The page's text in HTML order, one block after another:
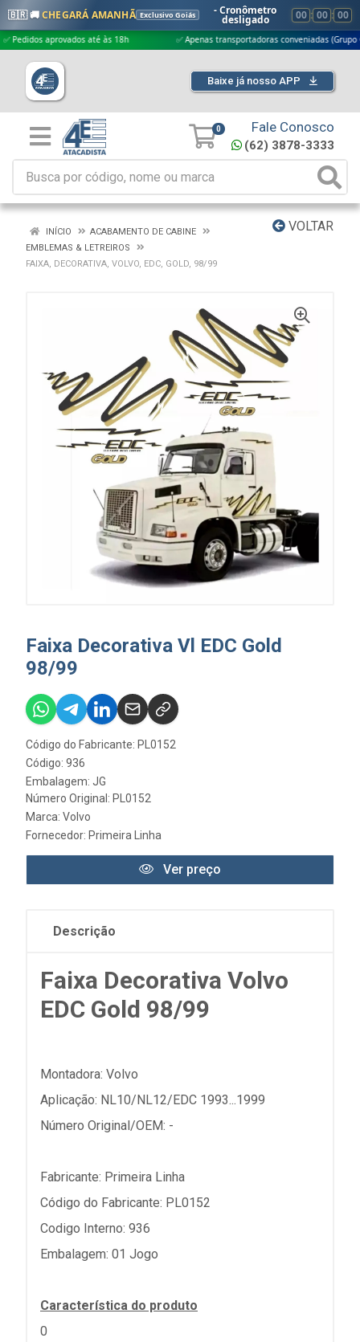
🇧🇷 🚚CHEGARÁ AMANHÃ Exclusivo Goiás - Cronômetro
desligado 00 : 00 : 00
aprovados até às 18h ✅ Apenas transportadoras conveniadas (Grupo G5)
Baixe já nosso APP
0 Fale Conosco
(62) 3878-3333
VOLTAR
INÍCIO
ACABAMENTO DE CABINE
EMBLEMAS & LETREIROS
FAIXA, DECORATIVA, VOLVO, EDC, GOLD, 98/99
Faixa Decorativa Vl EDC Gold
98/99
Código do Fabricante: PL0152
Código: 936
Embalagem: JG
Número Original: PL0152
Marca: Volvo
Fornecedor: Primeira Linha
Ver preço
Descrição
Faixa Decorativa Volvo
EDC Gold 98/99
Montadora: Volvo
Aplicação: NL10/NL12/EDC 1993...1999
Número Original/OEM: -
Fabricante: Primeira Linha
Código do Fabricante: PL0152
Codigo Interno: 936
Embalagem: 01 Jogo
Característica do produto
0